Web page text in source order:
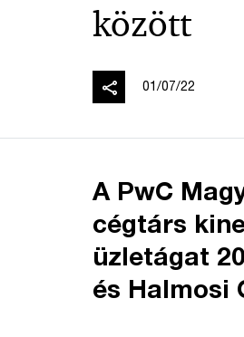
között
01/07/22
A PwC
cégtárs
üzletágat
és Halmosi